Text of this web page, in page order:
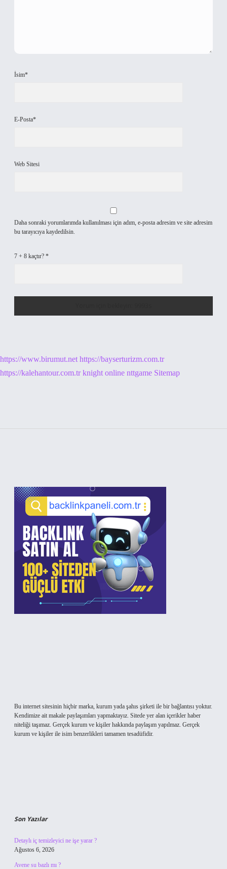
İsim*
E-Posta*
Web Sitesi
Daha sonraki yorumlarımda kullanılması için adım, e-posta adresim ve site adresim
bu tarayıcıya kaydedilsin.
7 + 8 kaçtır? *
https://www.birumut.net https://bayserturizm.com.tr
https://kalehantour.com.tr knight online nttgame Sitemap
Bu internet sitesinin hiçbir marka, kurum yada şahıs şirketi ile bir bağlantısı yoktur.
Kendimize ait makale paylaşımları yapmaktayız. Sitede yer alan içerikler haber
niteliği taşımaz. Gerçek kurum ve kişiler hakkında paylaşım yapılmaz. Gerçek
kurum ve kişiler ile isim benzerlikleri tamamen tesadüfidir.
Son Yazılar
Detaylı iç temizleyici ne işe yarar ?
Ağustos 6, 2026
Avene su bazlı mı ?